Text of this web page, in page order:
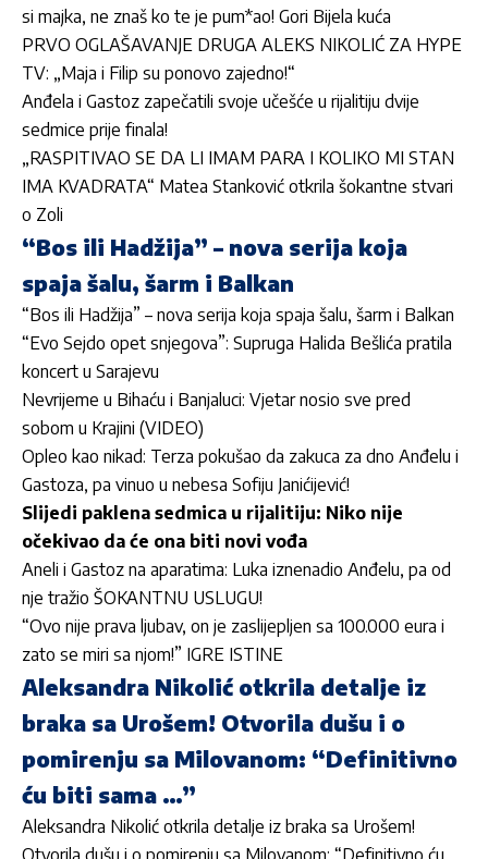
si majka, ne znaš ko te je pum*ao! Gori Bijela kuća
PRVO OGLAŠAVANJE DRUGA ALEKS NIKOLIĆ ZA HYPE
TV: „Maja i Filip su ponovo zajedno!“
Anđela i Gastoz zapečatili svoje učešće u rijalitiju dvije
sedmice prije finala!
„RASPITIVAO SE DA LI IMAM PARA I KOLIKO MI STAN
IMA KVADRATA“ Matea Stanković otkrila šokantne stvari
o Zoli
“Bos ili Hadžija” – nova serija koja
spaja šalu, šarm i Balkan
“Bos ili Hadžija” – nova serija koja spaja šalu, šarm i Balkan
“Evo Sejdo opet snjegova”: Supruga Halida Bešlića pratila
koncert u Sarajevu
Nevrijeme u Bihaću i Banjaluci: Vjetar nosio sve pred
sobom u Krajini (VIDEO)
Opleo kao nikad: Terza pokušao da zakuca za dno Anđelu i
Gastoza, pa vinuo u nebesa Sofiju Janićijević!
Slijedi paklena sedmica u rijalitiju: Niko nije
očekivao da će ona biti novi vođa
Aneli i Gastoz na aparatima: Luka iznenadio Anđelu, pa od
nje tražio ŠOKANTNU USLUGU!
“Ovo nije prava ljubav, on je zaslijepljen sa 100.000 eura i
zato se miri sa njom!” IGRE ISTINE
Aleksandra Nikolić otkrila detalje iz
braka sa Urošem! Otvorila dušu i o
pomirenju sa Milovanom: “Definitivno
ću biti sama …”
Aleksandra Nikolić otkrila detalje iz braka sa Urošem!
Otvorila dušu i o pomirenju sa Milovanom: “Definitivno ću